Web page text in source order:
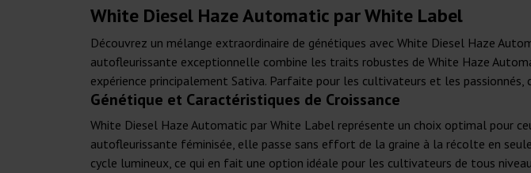
White Diesel Haze Automatic par White Label
Découvrez un mélange extraordinaire de génétiques avec White Diesel Haze
autofleurissante exceptionnelle combine les traits robustes de White Haze
expérience principalement Sativa. Parfaite pour les cultivateurs et les
Génétique et Caractéristiques de Croissance
White Diesel Haze Automatic par White Label représente un choix optimal pour
autofleurissante féminisée, elle passe sans effort de la graine à la récolte en
cycle lumineux, ce qui en fait une option idéale pour les cultivateurs de tous